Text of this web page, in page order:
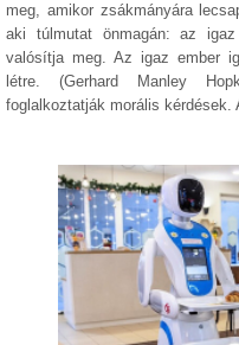
meg, amikor zsákmányára
aki túlmutat önmagán: az
valósítja meg. Az igaz ember
létre. (Gerhard Manley
foglalkoztatják morális kérdések.